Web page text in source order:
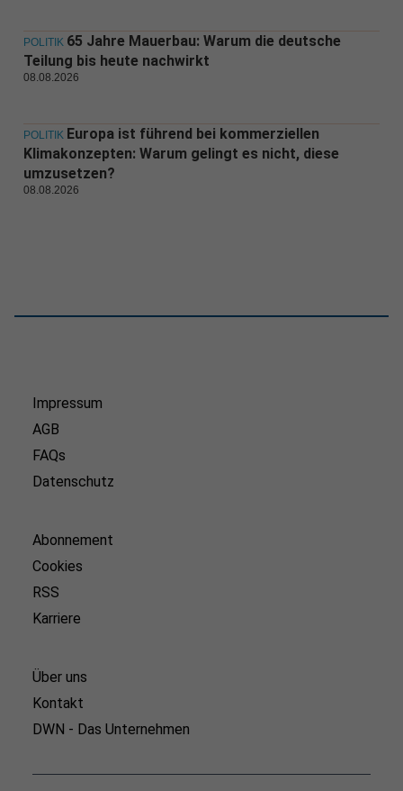
POLITIK 65 Jahre Mauerbau: Warum die deutsche
Teilung bis heute nachwirkt
08.08.2026
POLITIK Europa ist führend bei kommerziellen
Klimakonzepten: Warum gelingt es nicht, diese
umzusetzen?
08.08.2026
Impressum
AGB
FAQs
Datenschutz
Abonnement
Cookies
RSS
Karriere
Über uns
Kontakt
DWN - Das Unternehmen